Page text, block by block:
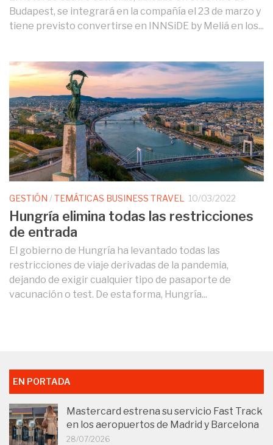
Budapest, se integrará en la compañía el 23 de marzo y
tiene previsto convertirse en INNSiDE by Meliá en los...
GESTIÓN /TEMÁTICAS BUSINESS TRAVEL 10/03/2022
Hungría elimina todas las restricciones
de entrada
El gobierno de Hungría ha levantado todas las
restricciones de viaje derivadas de la pandemia,
dejando de exigir cualquier tipo de pasaporte de
vacunación o test. De esta forma, Hungría...
EN PORTADA
Mastercard estrena su servicio Fast Track
en los aeropuertos de Madrid y Barcelona
28/07/2026